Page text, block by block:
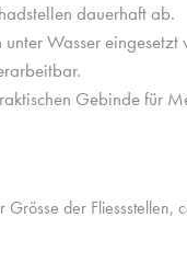
dauerhaft ab.
unter Wasser eingesetzt
Gebinde für
Grösse der Fliessstellen,